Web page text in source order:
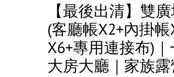
【最後出清】雙
(客廳帳X2+內掛
X6+專用連接布)｜
大房大廳｜家族